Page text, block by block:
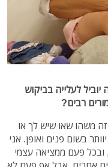
לעלייה בביקוש
רבים?
משהו שאו שיש לך או
בשום פנים ואופן. אני
ובכל פעם ממציאה עצמי